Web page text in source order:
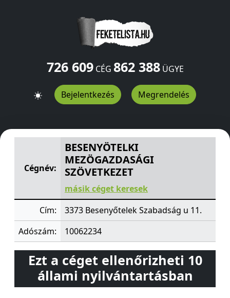
726 609CÉG 862 388ÜGYE
Bejelentkezés Megrendelés
BESENYÖTELKI MEZÖGAZDASÁGI SZÖVETKEZET
Cégnév:
BESENYÖTELKI
MEZÖGAZDASÁGI
SZÖVETKEZET
másik céget keresek
Cím:
3373 Besenyőtelek Szabadság u 11.
Adószám:
10062234
Ezt a céget ellenőrizheti 10
állami nyilvántartásban